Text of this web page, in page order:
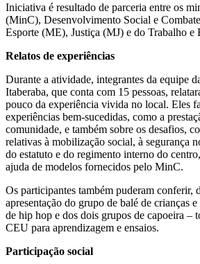
Iniciativa é resultado de parceria entre os
(MinC), Desenvolvimento Social e
Esporte (ME), Justiça (MJ) e do Trabalho e
Relatos de experiências
Durante a atividade, integrantes da equipe
Itaberaba, que conta com 15 pessoas,
pouco da experiência vivida no local. Eles
experiências bem-sucedidas, como a
comunidade, e também sobre os desafios,
relativas à mobilização social, à segurança
do estatuto e do regimento interno do
ajuda de modelos fornecidos pelo MinC.
Os participantes também puderam conferir,
apresentação do grupo de balé de crianças
de hip hop e dos dois grupos de capoeira –
CEU para aprendizagem e ensaios.
Participação social